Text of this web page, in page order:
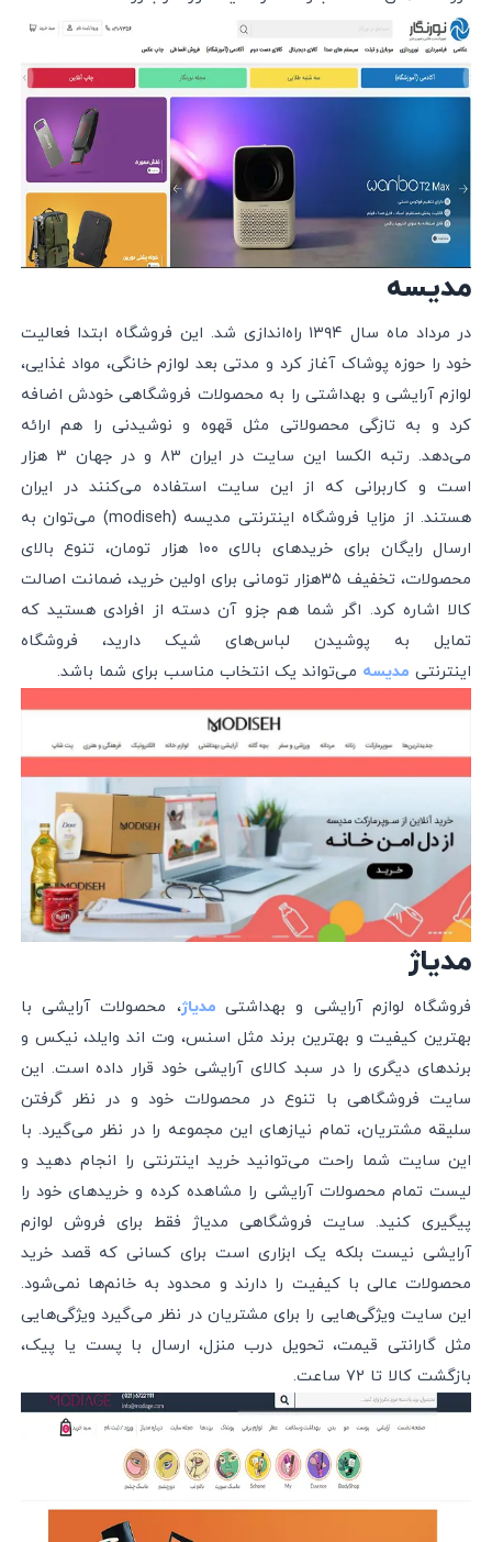
مدیسه
در مرداد ماه سال ۱۳۹۴ راه‌اندازی شد. این فروشگاه ابتدا فعالیت
خود را حوزه پوشاک آغاز کرد و مدتی بعد لوازم خانگی، مواد غذایی،
لوازم آرایشی و بهداشتی را به محصولات فروشگاهی خودش اضافه
کرد و به تازگی محصولاتی مثل قهوه و نوشیدنی را هم ارائه
می‌دهد. رتبه الکسا این سایت در ایران ۸۳ و در جهان ۳ هزار
است و کاربرانی که از این سایت استفاده می‌کنند در ایران
هستند. از مزایا فروشگاه اینترنتی مدیسه (modiseh) می‌توان به
ارسال رایگان برای خرید‌های بالای ۱۰۰ هزار تومان، ‌تنوع بالای
محصولات،‌ تخفیف ۳۵هزار تومانی برای اولین خرید، ضمانت اصالت
کالا اشاره کرد. اگر شما هم جزو آن دسته از افرادی هستید که
تمایل به پوشیدن لباس‌های شیک دارید، فروشگاه
اینترنتی مدیسه می‌تواند یک انتخاب مناسب برای شما باشد.
مدیاژ
فروشگاه لوازم آرایشی و بهداشتیمدیاژ، محصولات آرایشی با
بهترین کیفیت و بهترین برند مثل اسنس، وت اند وایلد، نیکس و
برندهای دیگری را در سبد کالای آرایشی خود قرار داده است. این
سایت فروشگاهی با تنوع در محصولات خود و در نظر گرفتن
سلیقه مشتریان، تمام نیازهای این مجموعه را در نظر می‌گیرد. با
این سایت شما راحت می‌توانید خرید اینترنتی را انجام دهید و
لیست تمام محصولات آرایشی را مشاهده کرده و خریدهای خود را
پیگیری کنید. سایت فروشگاهی مدیاژ‌ فقط برای فروش لوازم
آرایشی نیست بلکه یک ابزاری است برای کسانی که قصد خرید
محصولات عالی با کیفیت را دارند و محدود به خانم‌ها نمی‌شود.
این سایت ویژگی‌هایی را برای مشتریان در نظر می‌گیرد ویژگی‌هایی
مثل گارانتی قیمت، تحویل درب منزل، ارسال با پست یا پیک،
بازگشت کالا تا ۷۲ ساعت.